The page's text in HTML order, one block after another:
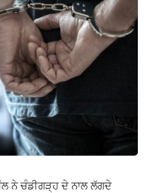
ਨੇ ਚੰਡੀਗੜ੍ਹ ਦੇ ਨਾਲ ਲੱਗਦੇ